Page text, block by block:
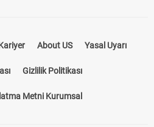
About US Yasal Uyarı
Gizlilik Politikası
Metni Kurumsal